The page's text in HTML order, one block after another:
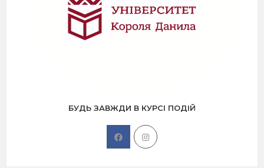
БУДЬ ЗАВЖДИ В КУРСІ ПОДІЙ